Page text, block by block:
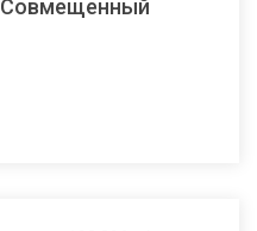
Совмещенный